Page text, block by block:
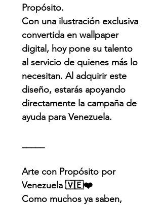
Propósito.
Con una ilustración exclusiva
convertida en wallpaper
digital, hoy pone su talento
al servicio de quienes más lo
necesitan. Al adquirir este
diseño, estarás apoyando
directamente la campaña de
ayuda para Venezuela.
Arte con Propósito por
Venezuela 🇻🇪❤️
Como muchos ya saben,